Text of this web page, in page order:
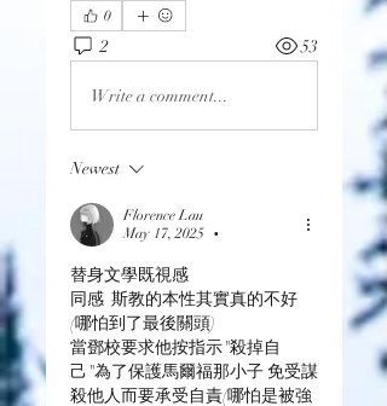
0
2 53
Write a comment...
Newest
Florence Lau
May 17, 2025
•
替身文學既視感
同感  斯教的本性其實真的不好
(哪怕到了最後關頭)
當鄧校要求他按指示"殺掉自
己"為了保護馬爾福那小子 免受謀
殺他人而要承受自責(哪怕是被強